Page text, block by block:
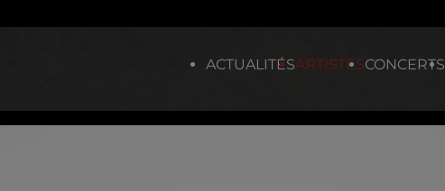
ACTUALITÉSARTISTESCONCERTS